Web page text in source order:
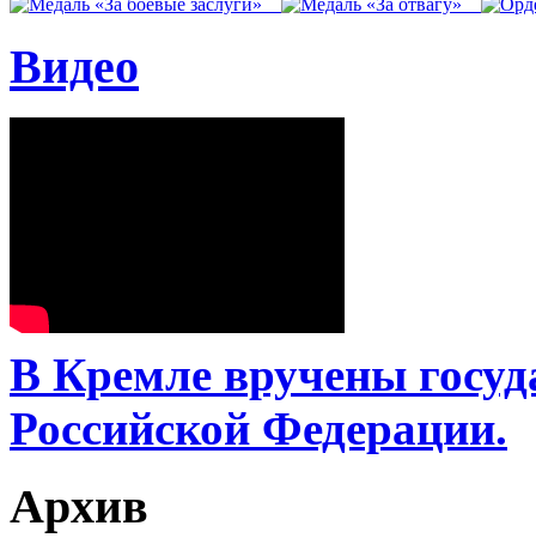
Видео
В Кремле вручены
Российской Федерации.
Архив